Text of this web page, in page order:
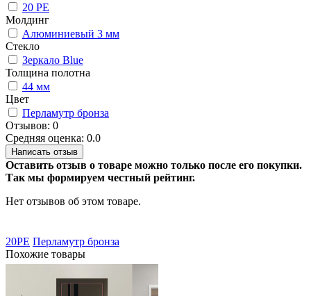
20 PE
Молдинг
Алюминиевый 3 мм
Стекло
Зеркало Blue
Толщина полотна
44 мм
Цвет
Перламутр бронза
Отзывов: 0
Средняя оценка: 0.0
Написать отзыв
Оставить отзыв о товаре можно только после его покупки.
Так мы формируем честный рейтинг.
Нет отзывов об этом товаре.
20PE Перламутр бронза
Похожие товары